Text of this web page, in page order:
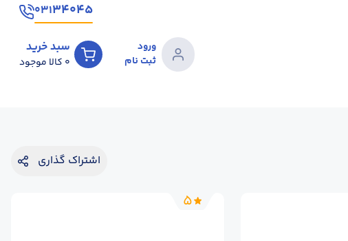
۳۴۰۴۵۰۳۱
ورود
ثبت نام
سبد خرید
0 کالا موجود
اشتراک گذاری
5